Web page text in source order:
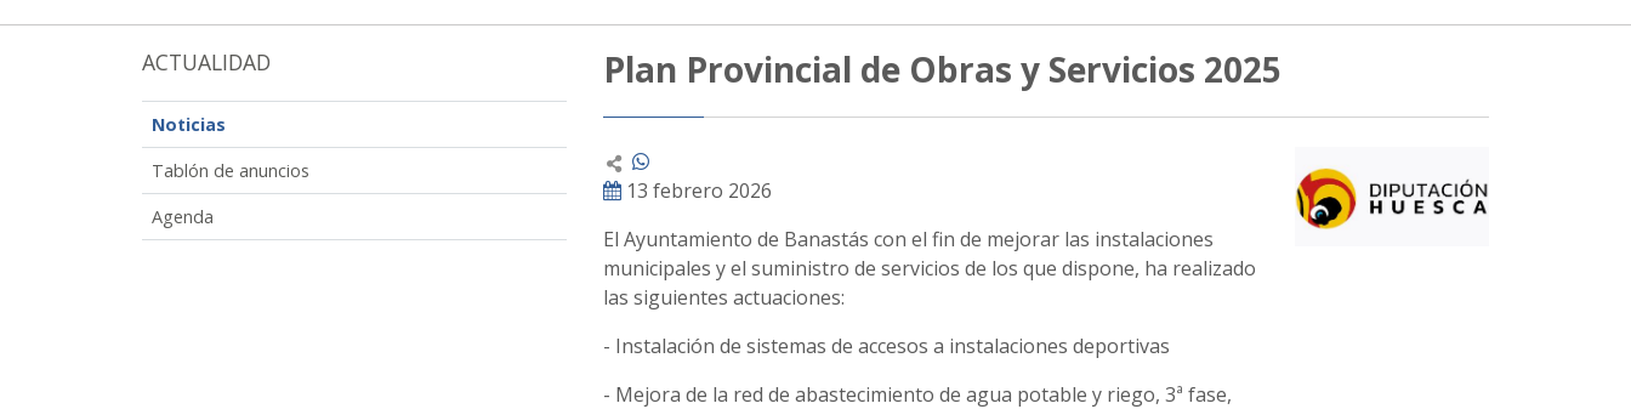
ACTUALIDAD
Noticias
Tablón de anuncios
Agenda
Plan Provincial de Obras y Servicios 2025
13 febrero 2026
El Ayuntamiento de Banastás con el fin de mejorar las instalaciones
municipales y el suministro de servicios de los que dispone, ha realizado
las siguientes actuaciones:
- Instalación de sistemas de accesos a instalaciones deportivas
- Mejora de la red de abastecimiento de agua potable y riego, 3ª fase,